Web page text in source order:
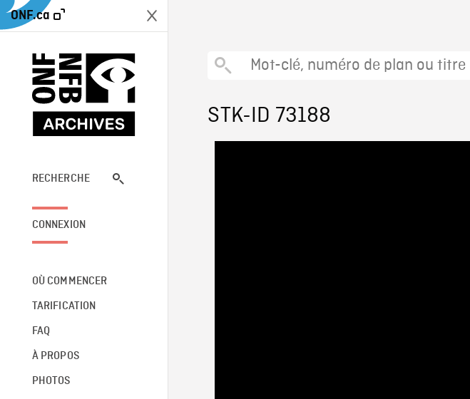
ONF.ca
RECHERCHE
CONNEXION
OÙ COMMENCER
TARIFICATION
FAQ
À PROPOS
PHOTOS
STK-ID 73188